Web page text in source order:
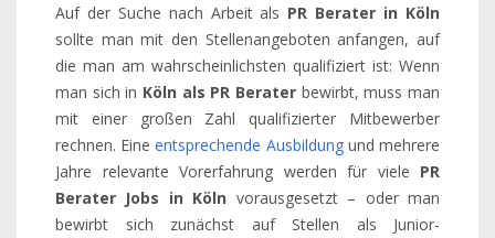
Auf der Suche nach Arbeit als PR Berater in Köln
sollte man mit den Stellenangeboten anfangen, auf
die man am wahrscheinlichsten qualifiziert ist: Wenn
man sich in Köln als PR Berater bewirbt, muss man
mit einer großen Zahl qualifizierter Mitbewerber
rechnen. Eineentsprechende Ausbildungund mehrere
Jahre relevante Vorerfahrung werden für viele PR
Berater Jobs in Köln vorausgesetzt – oder man
bewirbt sich zunächst auf Stellen als Junior-